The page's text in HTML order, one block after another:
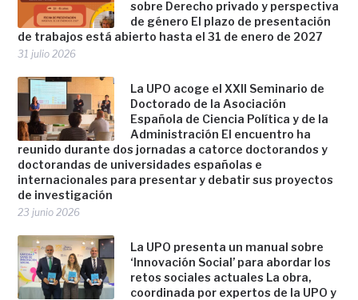
sobre Derecho privado y perspectiva
de género El plazo de presentación
de trabajos está abierto hasta el 31 de enero de 2027
31 julio 2026
La UPO acoge el XXII Seminario de
Doctorado de la Asociación
Española de Ciencia Política y de la
Administración El encuentro ha
reunido durante dos jornadas a catorce doctorandos y
doctorandas de universidades españolas e
internacionales para presentar y debatir sus proyectos
de investigación
23 junio 2026
La UPO presenta un manual sobre
‘Innovación Social’ para abordar los
retos sociales actuales La obra,
coordinada por expertos de la UPO y